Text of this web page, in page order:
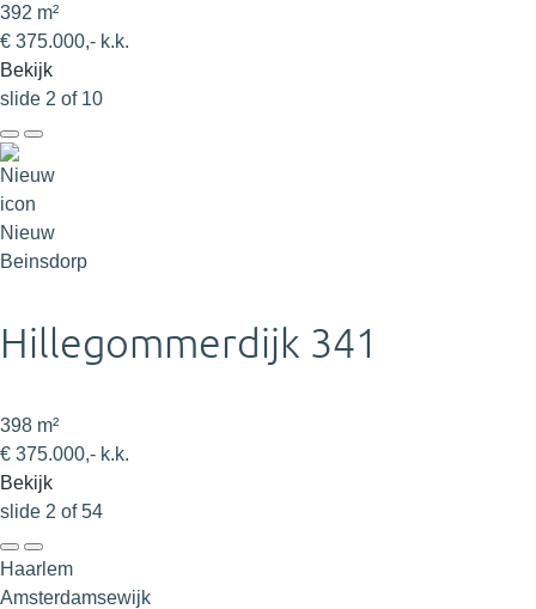
392 m²
€ 375.000,- k.k.
Bekijk
slide 2 of 10
Nieuw
Beinsdorp
Hillegommerdijk 341
398 m²
€ 375.000,- k.k.
Bekijk
slide 2 of 54
Haarlem
Amsterdamsewijk